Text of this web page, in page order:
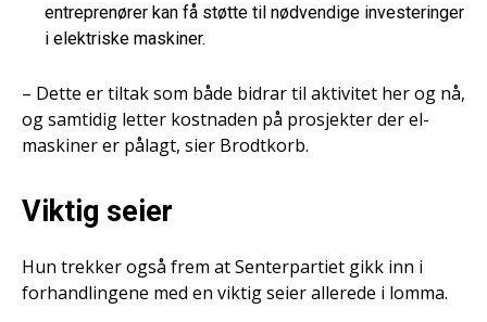
entreprenører kan få støtte til nødvendige investeringer
i elektriske maskiner.
– Dette er tiltak som både bidrar til aktivitet her og nå,
og samtidig letter kostnaden på prosjekter der el-
maskiner er pålagt, sier Brodtkorb.
Viktig seier
Hun trekker også frem at Senterpartiet gikk inn i
forhandlingene med en viktig seier allerede i lomma.